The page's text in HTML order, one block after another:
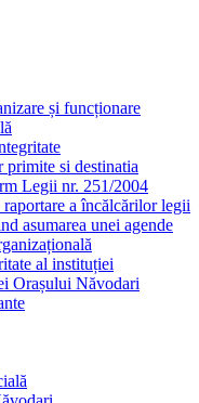
și funcționare
si destinatia
Legii nr. 251/2004
a încălcărilor legii
asumarea unei agende
al instituției
Orașului Năvodari